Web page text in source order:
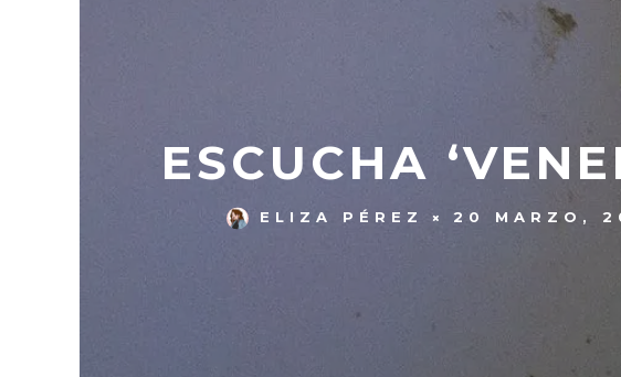
ESCUCHA
ELIZA PÉREZ 20 MARZO,